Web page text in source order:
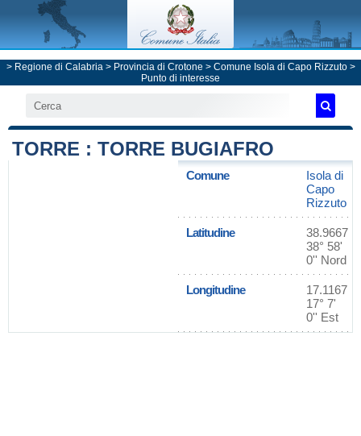
> Regione di Calabria> Provincia di Crotone > Comune Isola di Capo Rizzuto>
Punto di interesse
TORRE : TORRE BUGIAFRO
Comune
Isola di
Capo
Rizzuto
Latitudine
38.9667
38° 58'
0'' Nord
Longitudine
17.1167
17° 7'
0'' Est